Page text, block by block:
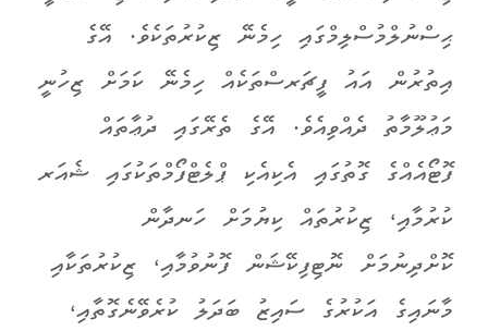
ޙިސްނުލްމުސްލިމްގައި ހިމެނޭ ޒިކުރުތަކެވެ. އޭގެ
އިތުރުން އައު ފީޗަރސްތަކެއް ހިމެނޭ ކަމަށް ޒިހުނީ
މަޢުލޫމާތު ދެއްވިއެވެ. އޭގެ ތެރޭގައި ދުޢާތައް
ފޮޓޯއެއްގެ ގޮތުގައި އެކިއެކި ޕްލެޓްފޯމްތަކުގައި ޝެއަރ
ކުރުމާއި، ޒިކުރުތައް ކިޔުމަށް ހަނދާން
ކޮށްދިނުމަށް ނޮޓިފިކޭޝަން ފޮނުވުމާއި، ޒިކުރުތަކާއި
މާނައިގެ އަކުރުގެ ސައިޒު ބަދަލު ކުރެވޭނެގޮތާއި،